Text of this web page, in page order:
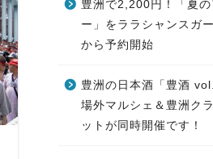
豊洲で2,200円！「夏
ー」をララシャンスガ
から予約開始
豊洲の日本酒「豊酒
場外マルシェ＆豊洲ク
ットが同時開催です！